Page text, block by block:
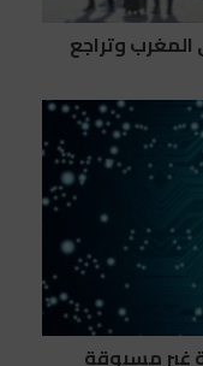
إلى المغرب وتراجع
غير مسبوقة